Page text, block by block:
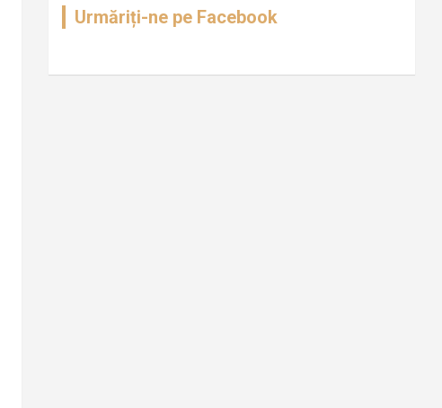
Urmăriți-ne pe Facebook